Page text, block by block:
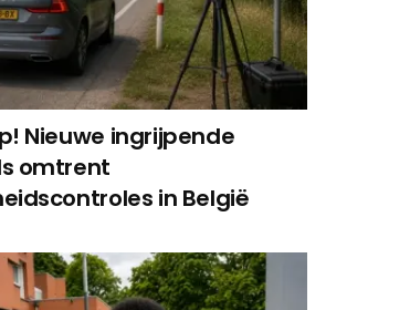
Nieuwe ingrijpende
omtrent
in België